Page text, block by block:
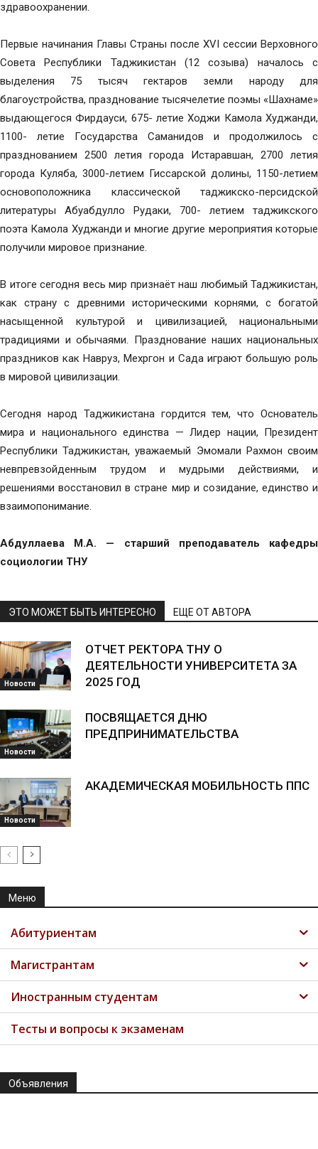
здравоохранении.
Первые начинания Главы Страны после XVI сессии Верховного
Совета Республики Таджикистан (12 созыва) началось с
выделения 75 тысяч гектаров земли народу для
благоустройства, празднование тысячелетие поэмы «Шахнаме»
выдающегося Фирдауси, 675- летие Ходжи Камола Худжанди,
1100- летие Государства Саманидов и продолжилось с
празднованием 2500 летия города Истаравшан, 2700 летия
города Куляба, 3000-летием Гиссарской долины, 1150-летием
основоположника классической таджикско-персидской
литературы Абуабдулло Рудаки, 700- летием таджикского
поэта Камола Худжанди и многие другие мероприятия которые
получили мировое признание.
В итоге сегодня весь мир признаёт наш любимый Таджикистан,
как страну с древними историческими корнями, с богатой
насыщенной культурой и цивилизацией, национальными
традициями и обычаями. Празднование наших национальных
праздников как Навруз, Мехргон и Сада играют большую роль
в мировой цивилизации.
Сегодня народ Таджикистана гордится тем, что Основатель
мира и национального единства — Лидер нации, Президент
Республики Таджикистан, уважаемый Эмомали Рахмон своим
невпревзойденным трудом и мудрыми действиями, и
решениями восстановил в стране мир и созидание, единство и
взаимопонимание.
Абдуллаева М.А. — старший преподаватель кафедры
социологии ТНУ
ЭТО МОЖЕТ БЫТЬ ИНТЕРЕСНО ЕЩЕ ОТ АВТОРА
Новости
ОТЧЕТ РЕКТОРА ТНУ О
ДЕЯТЕЛЬНОСТИ УНИВЕРСИТЕТА ЗА
2025 ГОД
Новости
ПОСВЯЩАЕТСЯ ДНЮ
ПРЕДПРИНИМАТЕЛЬСТВА
Новости
АКАДЕМИЧЕСКАЯ МОБИЛЬНОСТЬ ППС
Меню
Абитуриентам
Магистрантам
Иностранным студентам
Тесты и вопросы к экзаменам
Объявления